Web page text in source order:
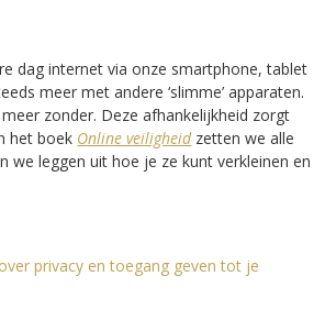
dag internet via onze smartphone, tablet
meer met andere ‘slimme’ apparaten.
zonder. Deze afhankelijkheid zorgt
het boek Online veiligheidzetten we alle
we leggen uit hoe je ze kunt verkleinen en
privacy en toegang geven tot je